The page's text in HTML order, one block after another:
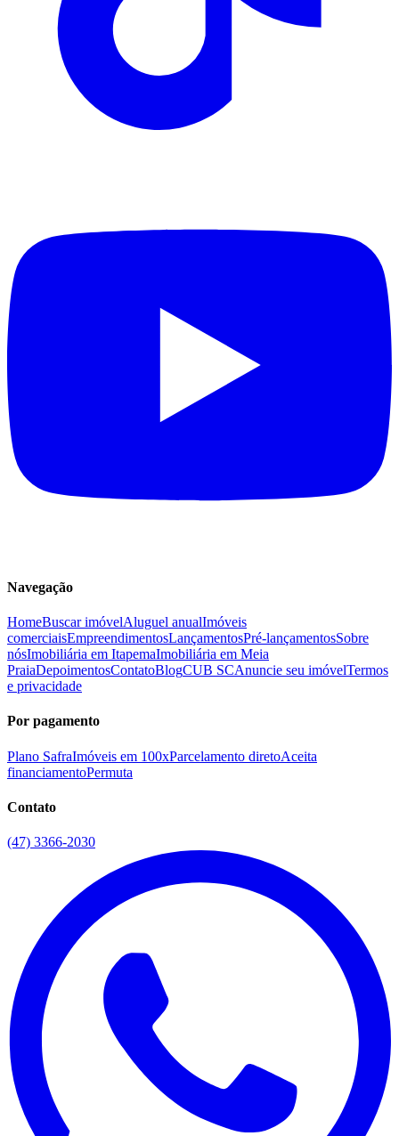
Navegação
HomeBuscar imóvelAluguel anualImóveis
comerciaisEmpreendimentosLançamentosPré-lançamentosSobre
nósImobiliária em ItapemaImobiliária em Meia
PraiaDepoimentosContatoBlogCUB SCAnuncie seu imóvelTermos
e privacidade
Por pagamento
Plano SafraImóveis em 100xParcelamento diretoAceita
financiamentoPermuta
Contato
(47) 3366-2030